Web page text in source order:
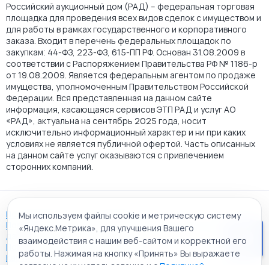
Российский аукционный дом (РАД) – федеральная торговая
площадка для проведения всех видов сделок с имуществом и
для работы в рамках государственного и корпоративного
заказа. Входит в перечень федеральных площадок по
закупкам: 44-ФЗ, 223-ФЗ, 615-ПП РФ. Основан 31.08.2009 в
соответствии с Распоряжением Правительства РФ № 1186-р
от 19.08.2009. Является федеральным агентом по продаже
имущества, уполномоченным Правительством Российской
Федерации. Вся представленная на данном сайте
информация, касающаяся сервисов ЭТП РАД и услуг АО
«РАД», актуальна на сентябрь 2025 года, носит
исключительно информационный характер и ни при каких
условиях не является публичной офертой. Часть описанных
на данном сайте услуг оказываются с привлечением
сторонних компаний.
Пользовательское соглашение
Политика АО "РАД" в отношении обработки персональных
данных
Политика обработки файлов cookie
Карта сайта
Мы используем файлы cookie и метрическую систему
«Яндекс.Метрика», для улучшения Вашего
взаимодействия с нашим веб-сайтом и корректной его
работы. Нажимая на кнопку «Принять» Вы выражаете